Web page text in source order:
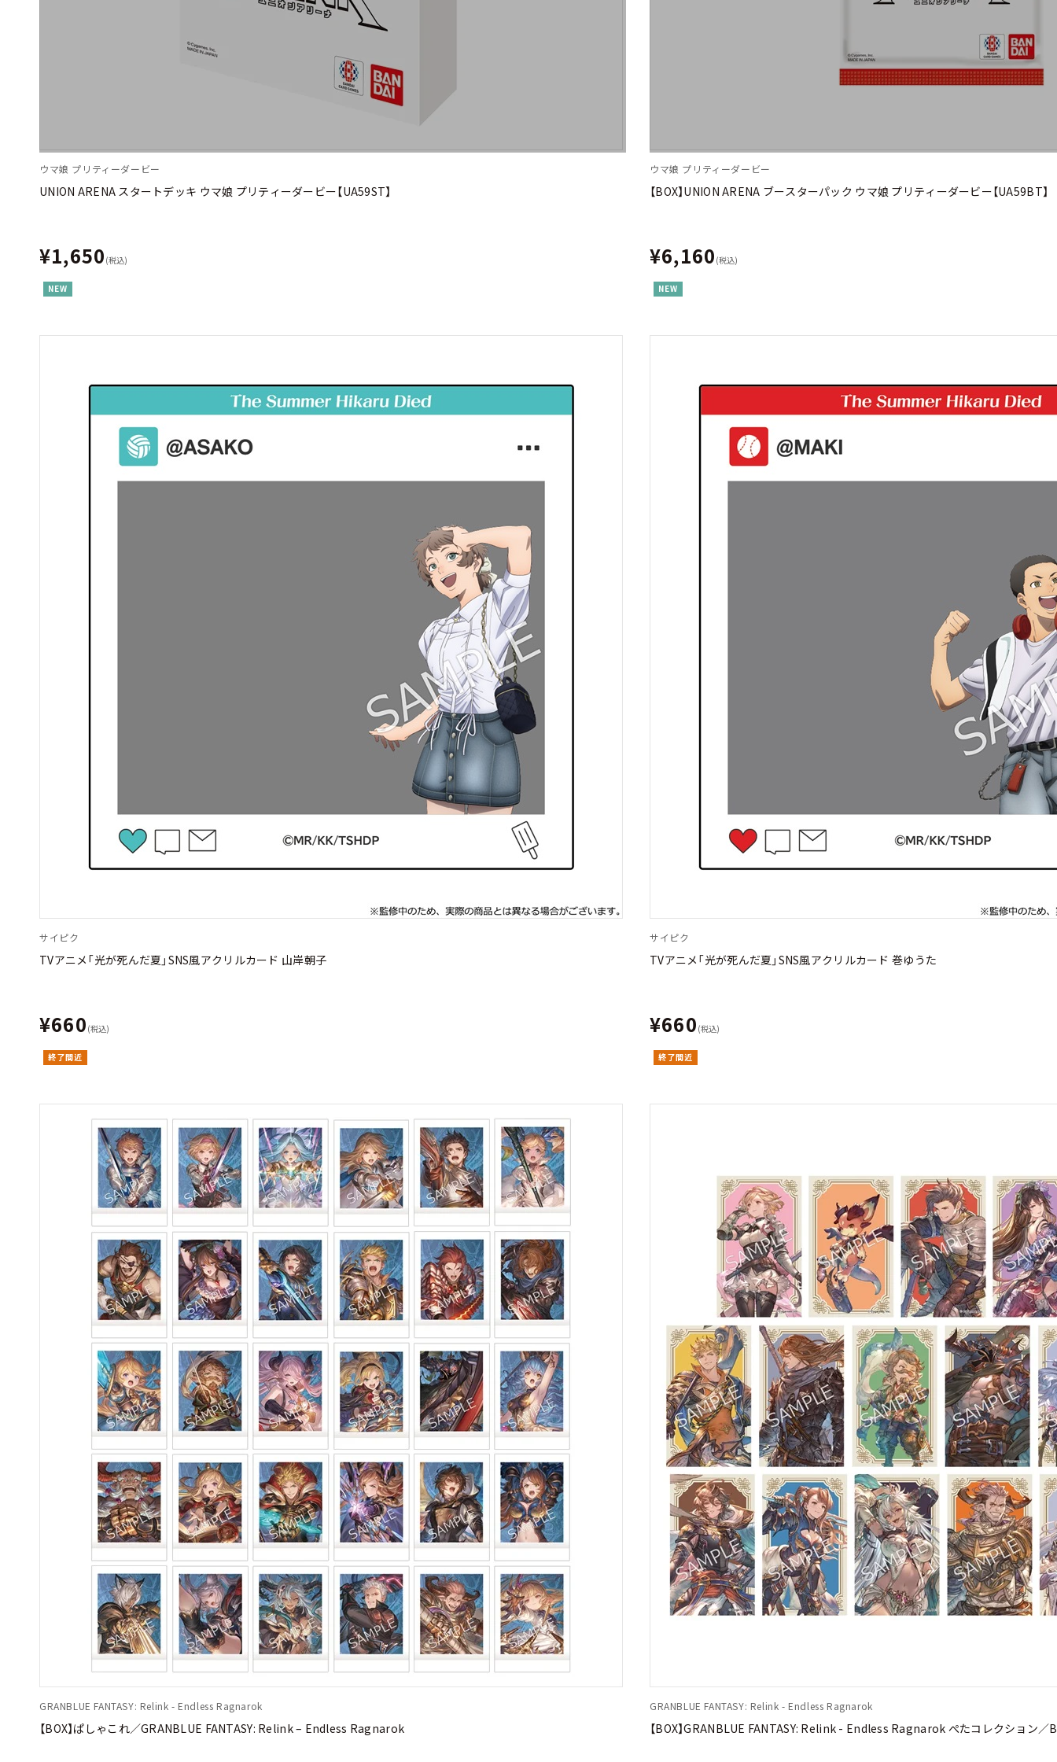
ウマ娘 プリティーダービー
UNION ARENA スタートデッキ ウマ娘 プリティーダービー【UA59ST】
¥1,650 (税込)
NEW
ウマ娘 プリティーダービー
【BOX】UNION ARENA ブースターパック ウマ娘 プリティーダービー【UA59BT】
¥6,160 (税込)
NEW
サイピク
TVアニメ「光が死んだ夏」SNS風アクリルカード 山岸朝子
¥660 (税込)
終了間近
サイピク
TVアニメ「光が死んだ夏」SNS風アクリルカード 巻ゆうた
¥660 (税込)
終了間近
GRANBLUE FANTASY: Relink - Endless Ragnarok
【BOX】ぱしゃこれ／GRANBLUE FANTASY: Relink – Endless Ragnarok
GRANBLUE FANTASY: Relink - Endless Ragnarok
【BOX】GRANBLUE FANTASY: Relink - Endless Ragnarok ぺたコレクション／B